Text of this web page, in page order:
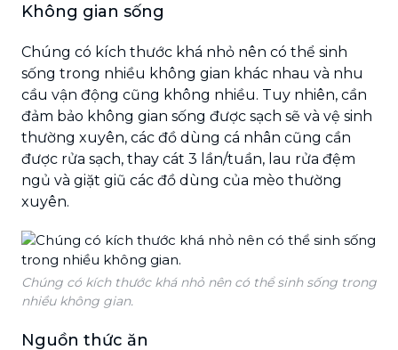
Không gian sống
Chúng có kích thước khá nhỏ nên có thể sinh
sống trong nhiều không gian khác nhau và nhu
cầu vận động cũng không nhiều. Tuy nhiên, cần
đảm bảo không gian sống được sạch sẽ và vệ sinh
thường xuyên, các đồ dùng cá nhân cũng cần
được rửa sạch, thay cát 3 lần/tuần, lau rửa đệm
ngủ và giặt giũ các đồ dùng của mèo thường
xuyên.
Chúng có kích thước khá nhỏ nên có thể sinh sống trong
nhiều không gian.
Nguồn thức ăn